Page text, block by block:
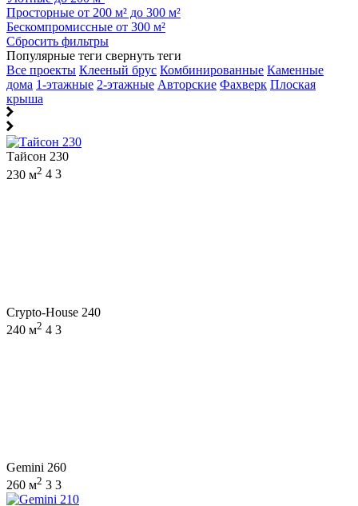
Просторные от 200 м² до 300 м²
Бескомпромиссные от 300 м²
Сбросить фильтры
Популярные теги свернуть теги
Все проекты Клееный брус Комбинированные Каменные
дома 1-этажные 2-этажные Авторские Фахверк Плоская
крыша
Тайсон 230
230 м2 4 3
Crypto-House 240
240 м2 4 3
Gemini 260
260 м2 3 3